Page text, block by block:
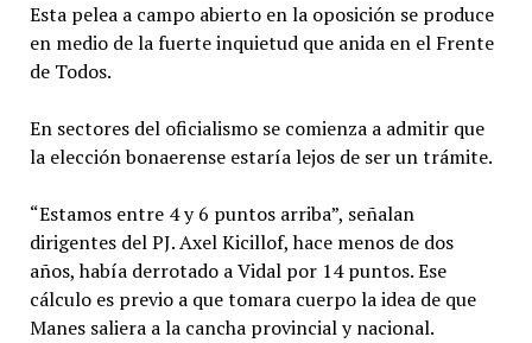
Esta pelea a campo abierto en la oposición se produce
en medio de la fuerte inquietud que anida en el Frente
de Todos.
En sectores del oficialismo se comienza a admitir que
la elección bonaerense estaría lejos de ser un trámite.
“Estamos entre 4 y 6 puntos arriba”, señalan
dirigentes del PJ. Axel Kicillof, hace menos de dos
años, había derrotado a Vidal por 14 puntos. Ese
cálculo es previo a que tomara cuerpo la idea de que
Manes saliera a la cancha provincial y nacional.